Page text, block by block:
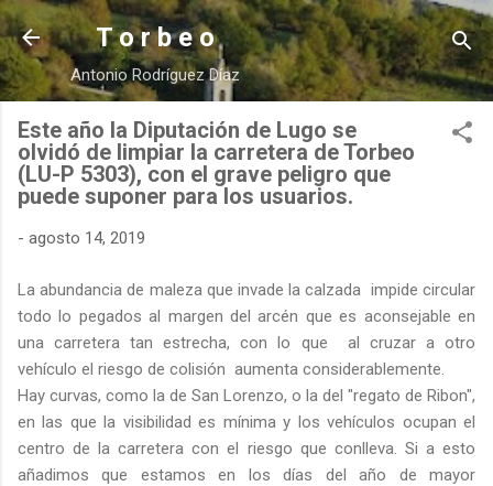
Ir al contenido principal
T o r b e o
Antonio Rodríguez Díaz
Este año la Diputación de Lugo se
olvidó de limpiar la carretera de Torbeo
(LU-P 5303), con el grave peligro que
puede suponer para los usuarios.
- agosto 14, 2019
La abundancia de maleza que invade la calzada impide circular
todo lo pegados al margen del arcén que es aconsejable en
una carretera tan estrecha, con lo que al cruzar a otro
vehículo el riesgo de colisión aumenta considerablemente.
Hay curvas, como la de San Lorenzo, o la del "regato de Ribon",
en las que la visibilidad es mínima y los vehículos ocupan el
centro de la carretera con el riesgo que conlleva. Si a esto
añadimos que estamos en los días del año de mayor